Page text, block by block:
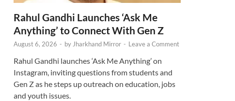
Rahul Gandhi Launches ‘Ask Me
Anything’ to Connect With Gen Z
August 6, 2026 - by Jharkhand Mirror - Leave a Comment
Rahul Gandhi launches ‘Ask Me Anything’ on
Instagram, inviting questions from students and
Gen Z as he steps up outreach on education, jobs
and youth issues.